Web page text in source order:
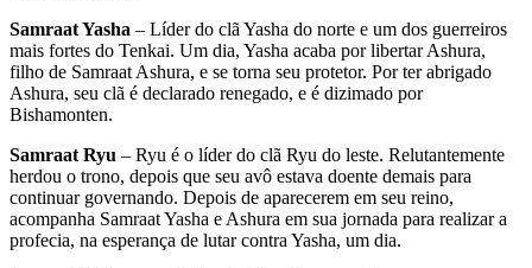
Samraat Yasha – Líder do clã Yasha do norte e um dos guerreiros
mais fortes do Tenkai. Um dia, Yasha acaba por libertar Ashura,
filho de Samraat Ashura, e se torna seu protetor. Por ter abrigado
Ashura, seu clã é declarado renegado, e é dizimado por
Bishamonten.
Samraat Ryu – Ryu é o líder do clã Ryu do leste. Relutantemente
herdou o trono, depois que seu avô estava doente demais para
continuar governando. Depois de aparecerem em seu reino,
acompanha Samraat Yasha e Ashura em sua jornada para realizar a
profecia, na esperança de lutar contra Yasha, um dia.